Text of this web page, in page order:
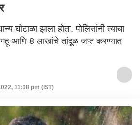
घोटाळा झाला होता. पोलिसांनी त्याचा
आणि 8 लाखांचे तांदूळ जप्त करण्यात
11:08 pm (IST)